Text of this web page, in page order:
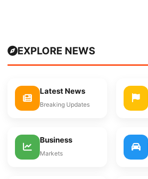
EXPLORE NEWS
Latest News
Breaking Updates
Business
Markets